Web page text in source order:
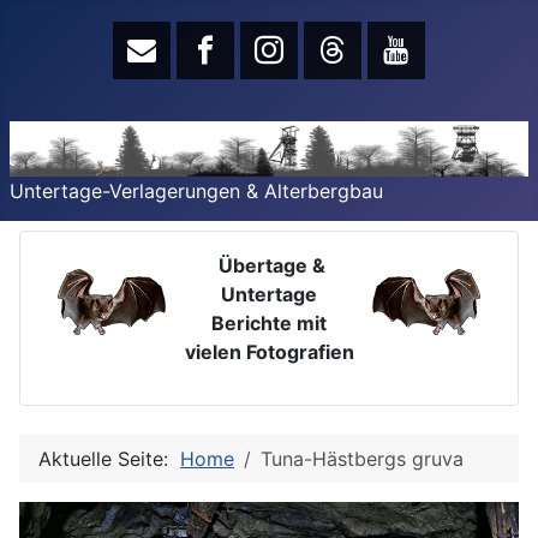
Untertage-Verlagerungen & Alterbergbau
Übertage &
Untertage
Berichte mit
vielen Fotografien
Aktuelle Seite: Home Tuna-Hästbergs gruva